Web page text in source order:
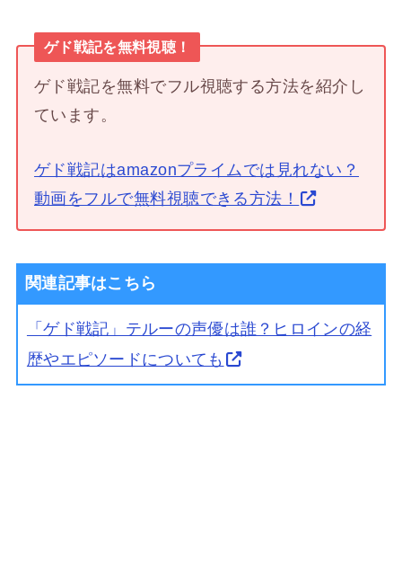
ゲド戦記を無料視聴！
ゲド戦記を無料でフル視聴する方法を紹介し
ています。
ゲド戦記はamazonプライムでは見れない？
動画をフルで無料視聴できる方法！
関連記事はこちら
「ゲド戦記」テルーの声優は誰？ヒロインの経
歴やエピソードについても